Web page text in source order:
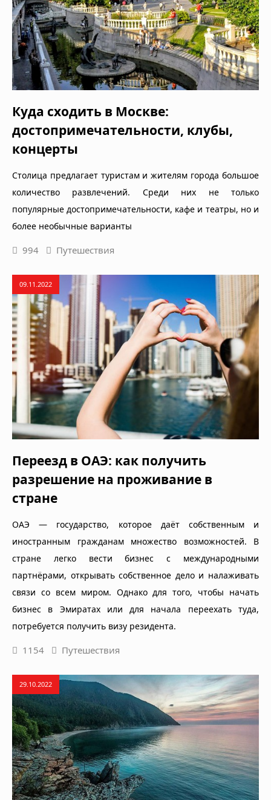
Куда сходить в Москве:
достопримечательности, клубы,
концерты
Столица предлагает туристам и жителям города большое
количество развлечений. Среди них не только
популярные достопримечательности, кафе и театры, но и
более необычные варианты
994 Путешествия
09.11.2022
Переезд в ОАЭ: как получить
разрешение на проживание в
стране
ОАЭ — государство, которое даёт собственным и
иностранным гражданам множество возможностей. В
стране легко вести бизнес с международными
партнёрами, открывать собственное дело и налаживать
связи со всем миром. Однако для того, чтобы начать
бизнес в Эмиратах или для начала переехать туда,
потребуется получить визу резидента.
1154 Путешествия
29.10.2022